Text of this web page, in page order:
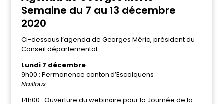
Semaine du 7 au 13 décembre
2020
Ci-dessous l’agenda de Georges Méric, président du
Conseil départemental.
Lundi 7 décembre
9h00 : Permanence canton d’Escalquens
Nailloux
14h00 : Ouverture du webinaire pour la Journée de la